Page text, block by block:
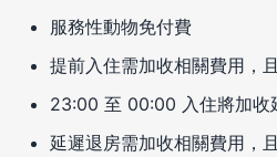
服務性動物免付費
提前入住需加收相關費用，
23:00 至 00:00 入住將加收
延遲退房需加收相關費用，